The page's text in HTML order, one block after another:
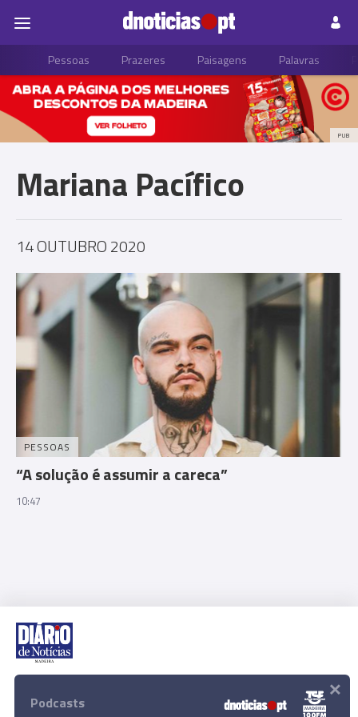
Pessoas Prazeres Paisagens Palavras
PUB
Mariana Pacífico
14 OUTUBRO 2020
PESSOAS
“A solução é assumir a careca”
10:47
Rua Dr. Fernão de Ornelas, 56 - 3º
291 202 300
Podcasts ×